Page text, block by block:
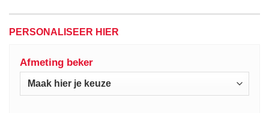
PERSONALISEER HIER
Afmeting beker